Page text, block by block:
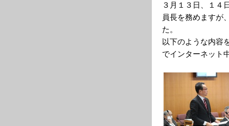
３月１３日、１４
員長を務めますが
た。
以下のような内容
でインターネット